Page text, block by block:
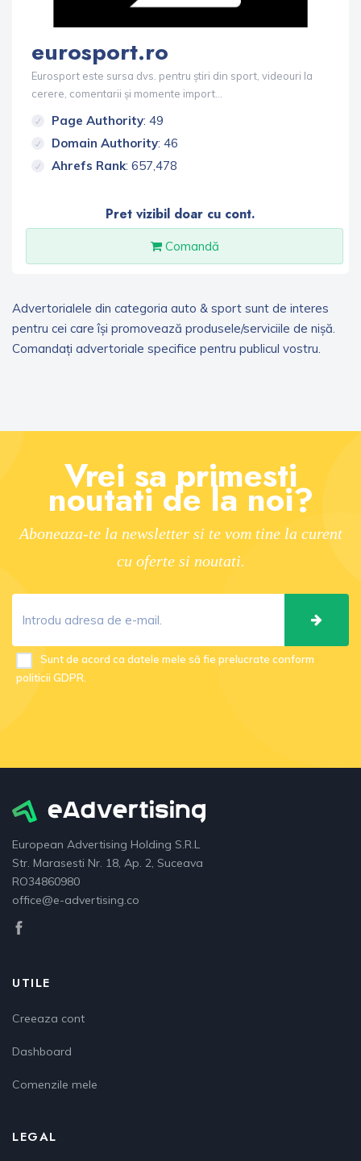
eurosport.ro
Eurosport este sursa dvs. pentru știri din sport, videouri la
cerere, comentarii și momente import...
Page Authority: 49
Domain Authority: 46
Ahrefs Rank: 657,478
Pret vizibil doar cu cont.
Comandă
Advertorialele din categoria auto & sport sunt de interes
pentru cei care își promovează produsele/serviciile de nișă.
Comandați advertoriale specifice pentru publicul vostru.
Vrei sa primesti
noutati de la noi?
Aboneaza-te la newsletter si te vom tine la curent
cu oferte si noutati.
Sunt de acord ca datele mele să fie prelucrate conform
politicii GDPR.
European Advertising Holding S.R.L
Str. Marasesti Nr. 18, Ap. 2, Suceava
RO34860980
office@e-advertising.co
UTILE
Creeaza cont
Dashboard
Comenzile mele
LEGAL